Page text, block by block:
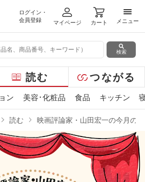
ログイン・
会員登録
マイページ カート
メニ
メニュー
検索
読む つながる
ン 美容･化粧品 食品 キッチン
読む 映画評論家・山田宏一の今月の